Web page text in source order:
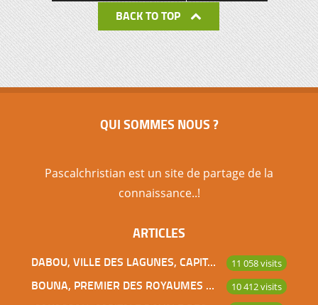
BACK TO TOP
QUI SOMMES NOUS ?
Pascalchristian est un site de partage de la
connaissance..!
ARTICLES
DABOU, VILLE DES LAGUNES, CAPITALE DES ADJOUKROU 11 058 visits
BOUNA, PREMIER DES ROYAUMES DE CÔTE D’IVOIRE 10 412 visits